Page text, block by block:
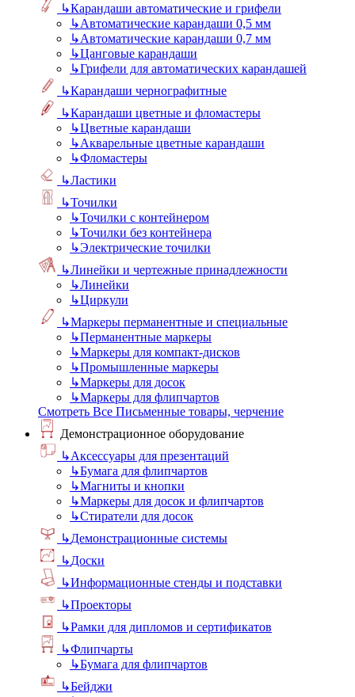
↳Карандаши автоматические и грифели
↳Автоматические карандаши 0,5 мм
↳Автоматические карандаши 0,7 мм
↳Цанговые карандаши
↳Грифели для автоматических карандашей
↳Карандаши чернографитные
↳Карандаши цветные и фломастеры
↳Цветные карандаши
↳Акварельные цветные карандаши
↳Фломастеры
↳Ластики
↳Точилки
↳Точилки с контейнером
↳Точилки без контейнера
↳Электрические точилки
↳Линейки и чертежные принадлежности
↳Линейки
↳Циркули
↳Маркеры перманентные и специальные
↳Перманентные маркеры
↳Маркеры для компакт-дисков
↳Промышленные маркеры
↳Маркеры для досок
↳Маркеры для флипчартов
Смотреть Все Письменные товары, черчение
Демонстрационное оборудование
↳Аксессуары для презентаций
↳Бумага для флипчартов
↳Магниты и кнопки
↳Маркеры для досок и флипчартов
↳Стиратели для досок
↳Демонстрационные системы
↳Доски
↳Информационные стенды и подставки
↳Проекторы
↳Рамки для дипломов и сертификатов
↳Флипчарты
↳Бумага для флипчартов
↳Бейджи